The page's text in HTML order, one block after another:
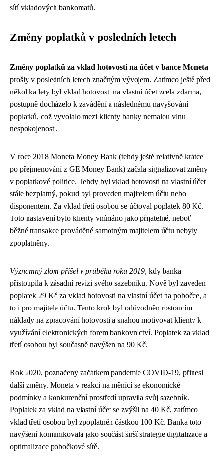
sítí vkladových bankomatů.
Změny poplatků v posledních letech
Změny poplatků za vklad hotovosti na účet v bance Moneta
prošly v posledních letech značným vývojem. Zatímco ještě před
několika lety byl vklad hotovosti na vlastní účet zcela zdarma,
postupně docházelo k zavádění a následnému navyšování
poplatků, což vyvolalo mezi klienty banky nemalou vlnu
nespokojenosti.
V roce 2018 Moneta Money Bank (tehdy ještě relativně krátce
po přejmenování z GE Money Bank) začala signalizovat změny
v poplatkové politice. Tehdy byl vklad hotovosti na vlastní účet
stále bezplatný, pokud byl proveden majitelem účtu nebo
disponentem. Za vklad třetí osobou se účtoval poplatek 80 Kč.
Toto nastavení bylo klienty vnímáno jako přijatelné, neboť
běžné transakce prováděné samotným majitelem účtu nebyly
zpoplatněny.
Významný zlom přišel v průběhu roku 2019, kdy banka
přistoupila k zásadní revizi svého sazebníku. Nově byl zaveden
poplatek 29 Kč za vklad hotovosti na vlastní účet na pobočce, a
to i pro majitele účtu. Tento krok byl odůvodněn rostoucími
náklady na zpracování hotovosti a snahou motivovat klienty k
využívání elektronických forem bankovnictví. Poplatek za vklad
třetí osobou byl současně navýšen na 90 Kč.
Rok 2020, poznačený začátkem pandemie COVID-19, přinesl
další změny. Moneta v reakci na měnící se ekonomické
podmínky a konkurenční prostředí upravila svůj sazebník.
Poplatek za vklad na vlastní účet se zvýšil na 40 Kč, zatímco
vklad třetí osobou byl zpoplatněn částkou 100 Kč. Banka toto
navýšení komunikovala jako součást širší strategie digitalizace a
optimalizace pobočkové sítě.